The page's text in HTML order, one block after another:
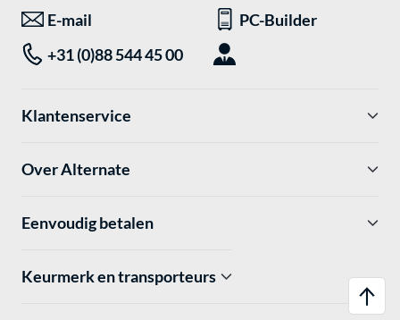
E-mail
PC-Builder
+31 (0)88 544 45 00
Klantenservice
Over Alternate
Eenvoudig betalen
Keurmerk en transporteurs